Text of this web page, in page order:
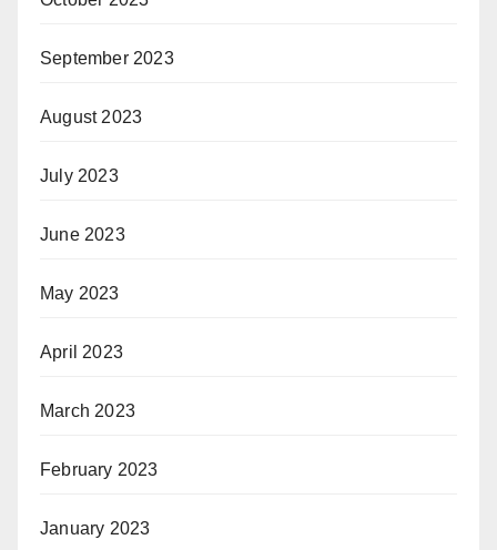
September 2023
August 2023
July 2023
June 2023
May 2023
April 2023
March 2023
February 2023
January 2023